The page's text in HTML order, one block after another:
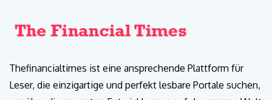
Thefinancialtimes ist eine ansprechende Plattform für
Leser, die einzigartige und perfekt lesbare Portale suchen,